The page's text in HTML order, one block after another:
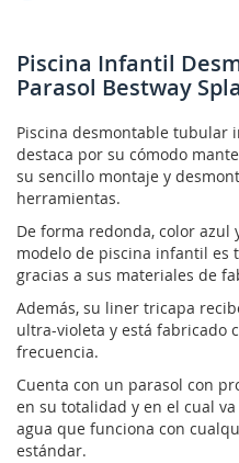
Piscina Infantil
Parasol Bestway
Piscina desmontable tubular
destaca por su cómodo
su sencillo montaje y
herramientas.
De forma redonda, color azul
modelo de piscina infantil es
gracias a sus materiales de
Además, su liner tricapa
ultra-violeta y está fabricado
frecuencia.
Cuenta con un parasol con
en su totalidad y en el cual
agua que funciona con
estándar.